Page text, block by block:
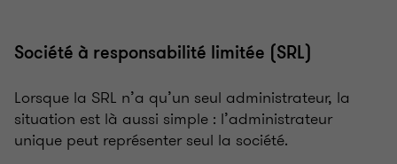
Société à responsabilité limitée (SRL)
Lorsque la SRL n’a qu’un seul administrateur, la
situation est là aussi simple : l’administrateur
unique peut représenter seul la société.